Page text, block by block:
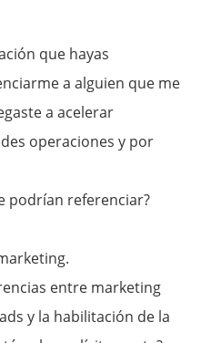
que hayas
a alguien que me
a acelerar
operaciones y por
podrían referenciar?
entre marketing
y la habilitación de la